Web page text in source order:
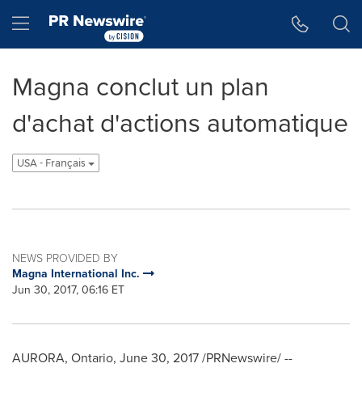
Hamburger menu
Magna conclut un plan
d'achat d'actions automatique
USA - Français
NEWS PROVIDED BY
Magna International Inc.
Jun 30, 2017, 06:16 ET
AURORA, Ontario, June 30, 2017/PRNewswire/ --